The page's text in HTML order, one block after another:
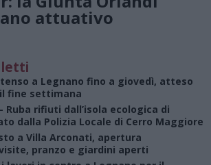
attuativo
letti
a Legnano fino a giovedì, atteso
fine settimana
- Ruba rifiuti dall’isola ecologica di
dalla Polizia Locale di Cerro Maggiore
a Villa Arconati, apertura
pranzo e giardini aperti